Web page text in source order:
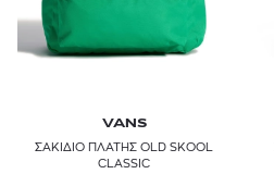
VANS
ΣΑΚΙΔΙΟ ΠΛΑΤΗΣ OLD SKOOL
CLASSIC